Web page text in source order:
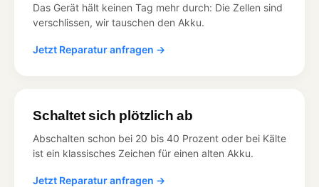
Das Gerät hält keinen Tag mehr durch: Die Zellen sind
verschlissen, wir tauschen den Akku.
Jetzt Reparatur anfragen →
Schaltet sich plötzlich ab
Abschalten schon bei 20 bis 40 Prozent oder bei Kälte
ist ein klassisches Zeichen für einen alten Akku.
Jetzt Reparatur anfragen →